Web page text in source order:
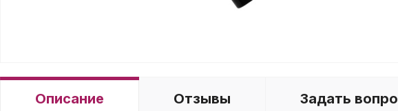
Описание Отзывы Задать